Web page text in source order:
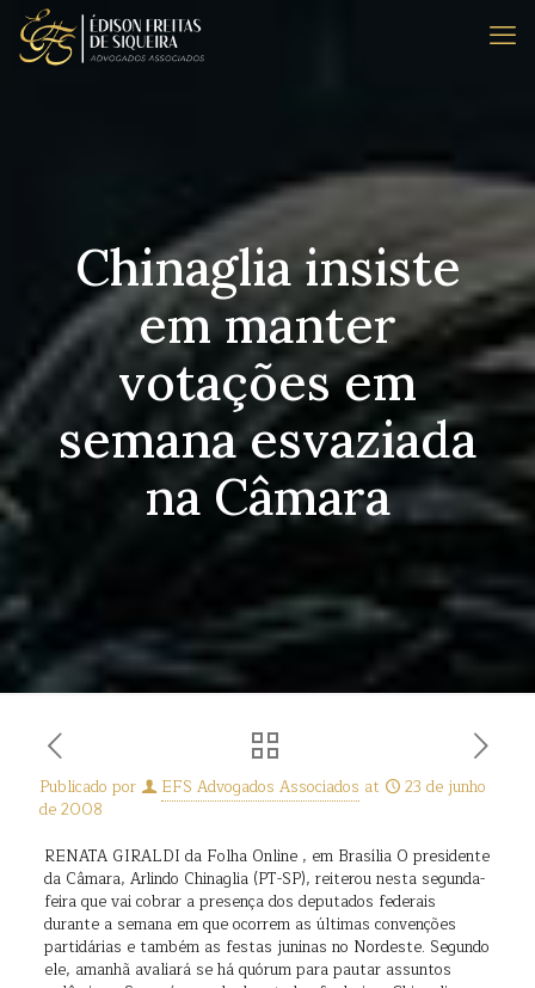
Chinaglia insiste
em manter
votações em
semana esvaziada
na Câmara
Publicado por EFS Advogados Associados at
23 de junho
de 2008
RENATA GIRALDI da Folha Online , em Brasília O presidente
da Câmara, Arlindo Chinaglia (PT-SP), reiterou nesta segunda-
feira que vai cobrar a presença dos deputados federais
durante a semana em que ocorrem as últimas convenções
partidárias e também as festas juninas no Nordeste. Segundo
ele, amanhã avaliará se há quórum para pautar assuntos